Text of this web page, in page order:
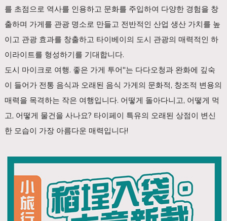
를 초점으로 역사를 인용하고 문화를 주입하여 다양한 경험을 창
출하며 가게를 관광 명소로 만들고 전반적인 산업 생산 가치를 높
이고 관광 효과를 창출하고 타이베이의 도시 관광의 매력적인 하
이라이트를 형성하기를 기대합니다.
도시 마이크로 여행. 좋은 가게 투어"는 다다오청과 완화에 깊숙
이 들어가 전통 음식과 오래된 음식 가게의 문화적, 창조적 변용의
매력을 목격하는 작은 여행입니다. 어떻게 돌아다니고, 어떻게 먹
고, 어떻게 물건을 사나요? 타이페이 특유의 오래된 상점이 변신
한 모습이 가장 아름다운 매력입니다!